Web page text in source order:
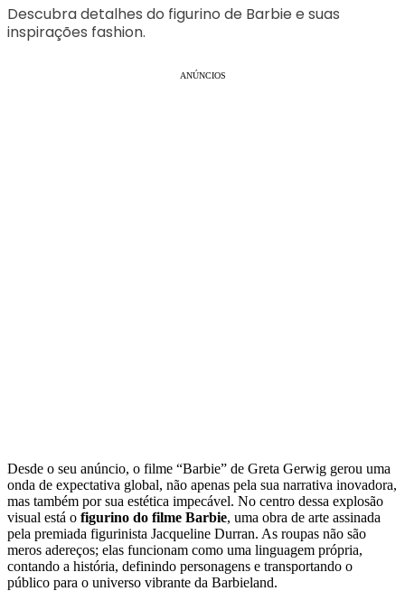
Descubra detalhes do figurino de Barbie e suas
inspirações fashion.
ANÚNCIOS
Desde o seu anúncio, o filme “Barbie” de Greta Gerwig gerou uma
onda de expectativa global, não apenas pela sua narrativa inovadora,
mas também por sua estética impecável. No centro dessa explosão
visual está o figurino do filme Barbie, uma obra de arte assinada
pela premiada figurinista Jacqueline Durran. As roupas não são
meros adereços; elas funcionam como uma linguagem própria,
contando a história, definindo personagens e transportando o
público para o universo vibrante da Barbieland.